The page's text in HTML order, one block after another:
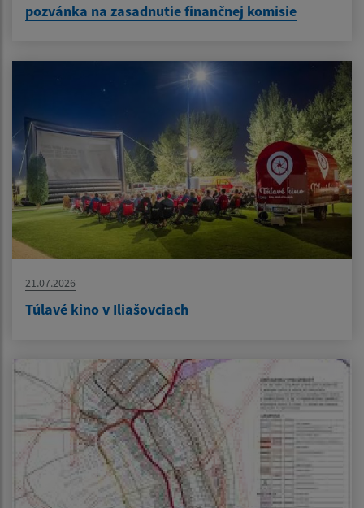
pozvánka na zasadnutie finančnej komisie
21.07.2026
Túlavé kino v Iliašovciach